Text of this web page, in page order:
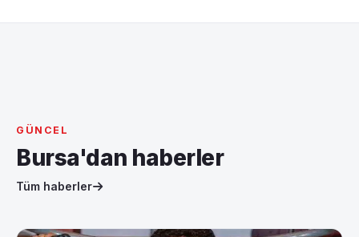
GÜNCEL
Bursa'dan haberler
Tüm haberler